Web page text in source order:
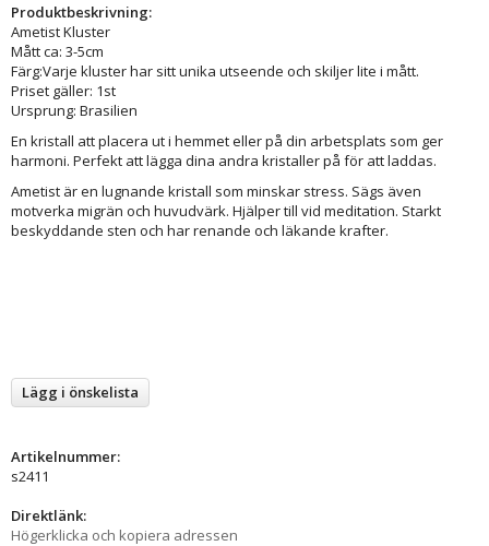
Produktbeskrivning:
Ametist Kluster
Mått ca: 3-5cm
Färg:Varje kluster har sitt unika utseende och skiljer lite i mått.
Priset gäller: 1st
Ursprung: Brasilien
En kristall att placera ut i hemmet eller på din arbetsplats som ger
harmoni. Perfekt att lägga dina andra kristaller på för att laddas.
Ametist är en lugnande kristall som minskar stress. Sägs även
motverka migrän och huvudvärk. Hjälper till vid meditation. Starkt
beskyddande sten och har renande och läkande krafter.
Lägg i önskelista
Artikelnummer:
s2411
Direktlänk:
Högerklicka och kopiera adressen